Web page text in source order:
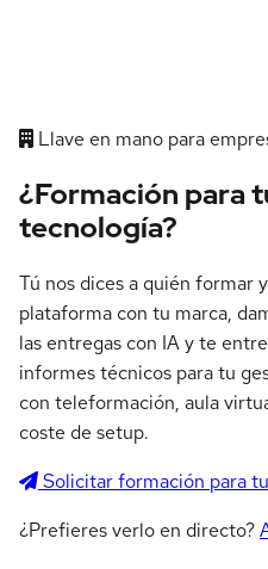
Llave en mano para
¿Formación para
tecnología?
Tú nos dices a quién formar
plataforma con tu marca,
las entregas con IA y te
informes técnicos para tu
con teleformación, aula
coste de setup.
Solicitar formación para
¿Prefieres verlo en directo?